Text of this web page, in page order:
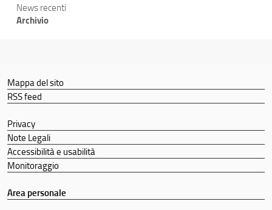
News recenti
Archivio
Mappa del sito
RSS feed
Privacy
Note Legali
Accessibilità e usabilità
Monitoraggio
Area personale